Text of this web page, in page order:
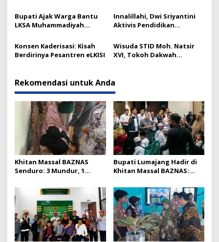
Bupati Ajak Warga Bantu
LKSA Muhammadiyah
Innalillahi, Dwi Sriyantini
Aktivis Pendidikan
Konsen Kaderisasi: Kisah
Berdirinya Pesantren eLKISI
Wisuda STID Moh. Natsir
XVI, Tokoh Dakwah
Rekomendasi untuk Anda
Khitan Massal BAZNAS
Senduro: 3 Mundur, 1
Bupati Lumajang Hadir di
Khitan Massal BAZNAS: